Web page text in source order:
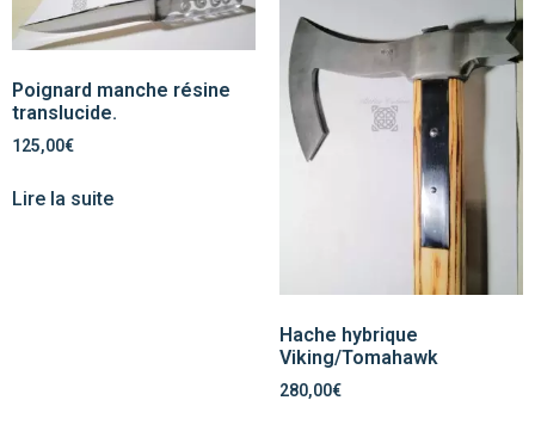
Poignard manche résine
translucide.
125,00€
Lire la suite
Hache hybrique
Viking/Tomahawk
280,00€